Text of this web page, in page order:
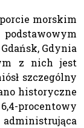
morskim
Gdynia
z nich jest
szczególny
historyczne
procentowy